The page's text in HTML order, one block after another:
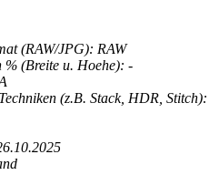
(RAW/JPG): RAW
% (Breite u. Hoehe): -
(z.B. Stack, HDR, Stitch):